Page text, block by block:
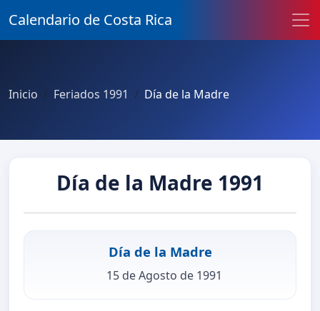
Calendario de Costa Rica
Inicio Feriados 1991 Día de la Madre
Día de la Madre 1991
Día de la Madre
15 de Agosto de 1991